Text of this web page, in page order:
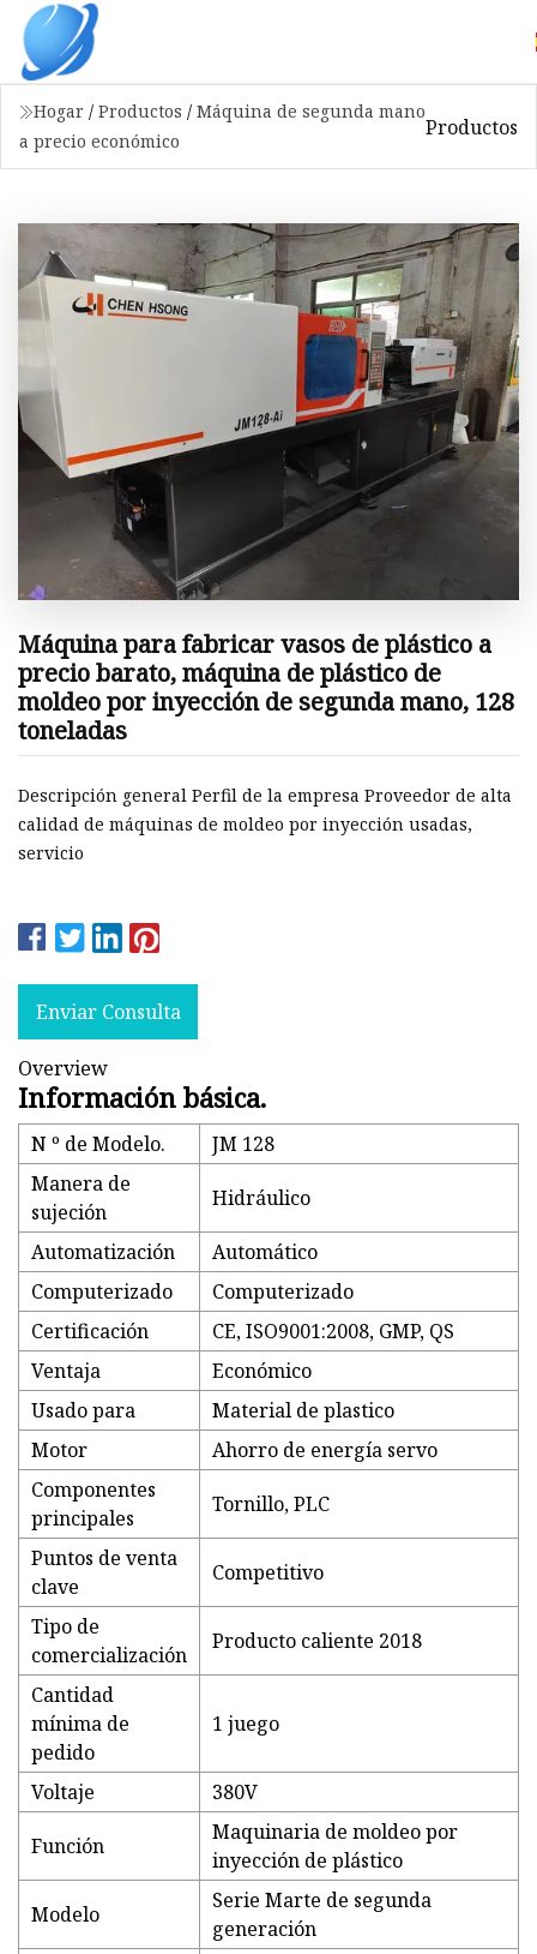
Hogar / Productos / Máquina de segunda mano
a precio económico
Productos
Máquina para fabricar vasos de plástico a
precio barato, máquina de plástico de
moldeo por inyección de segunda mano, 128
toneladas
Descripción general Perfil de la empresa Proveedor de alta
calidad de máquinas de moldeo por inyección usadas,
servicio
Enviar Consulta
Overview
Información básica.
N º de Modelo.
JM 128
Manera de
sujeción
Hidráulico
Automatización
Automático
Computerizado
Computerizado
Certificación
CE, ISO9001:2008, GMP, QS
Ventaja
Económico
Usado para
Material de plastico
Motor
Ahorro de energía servo
Componentes
principales
Tornillo, PLC
Puntos de venta
clave
Competitivo
Tipo de
comercialización
Producto caliente 2018
Cantidad
mínima de
pedido
1 juego
Voltaje 380V
Función
Maquinaria de moldeo por
inyección de plástico
Modelo
Serie Marte de segunda
generación